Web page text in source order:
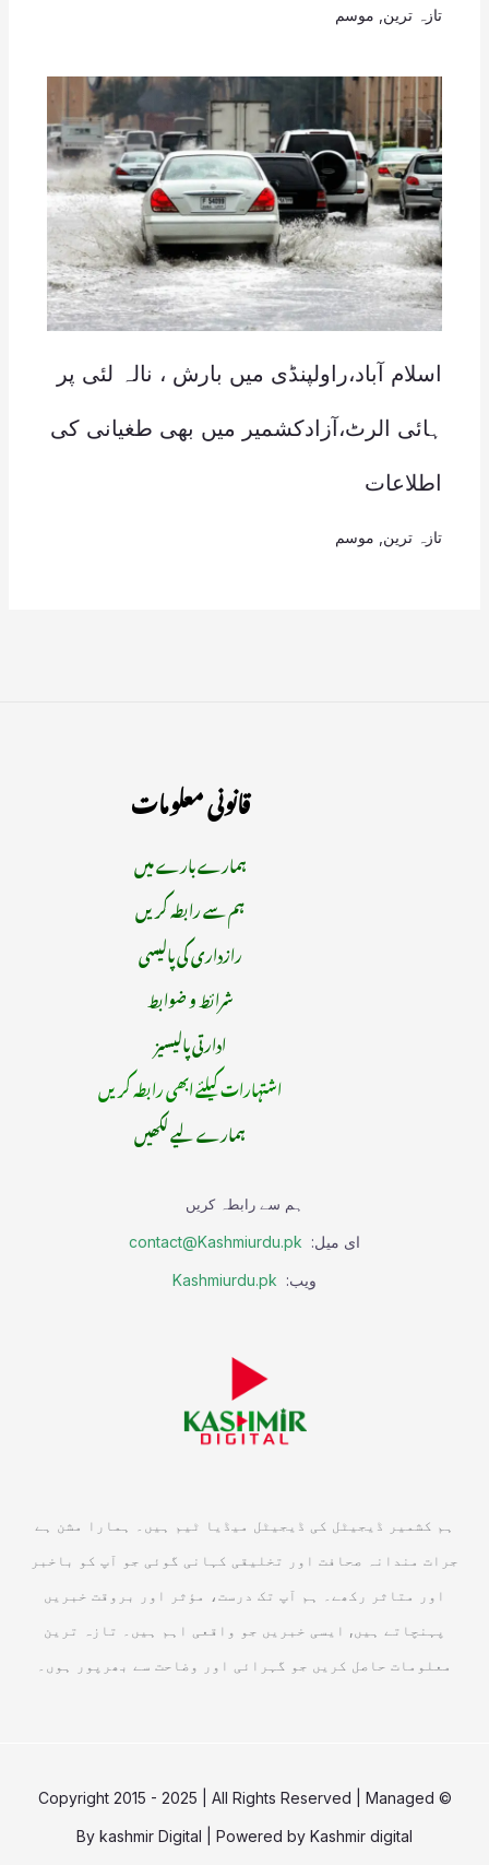
تازہ ترین موسم
اسلام آباد،راولپنڈی میں بارش ، نالہ لئی پر
ہائی الرٹ،آزادکشمیر میں بھی طغیانی کی
اطلاعات
تازہ ترین موسم
قانونی معلومات
ہمارے بارے میں
ہم سے رابطہ کریں
رازداری کی پالیسی
شرائط و ضوابط
ادارتی پالیسیز
اشتہارات کیلئے ابھی رابطہ کریں
ہمارے لیے لکھیں
ہم سے رابطہ کریں
ای میل: contact@Kashmiurdu.pk
ویب: Kashmiurdu.pk
ہم کشمیر ڈیجیٹل کی ڈیجیٹل میڈیا ٹیم ہیں۔ ہمارا مشن ہے
جرات مندانہ صحافت اور تخلیقی کہانی گوئی جو آپ کو باخبر
اور متاثر رکھے۔ ہم آپ تک درست، مؤثر اور بروقت خبریں
پہنچاتے ہیں, ایسی خبریں جو واقعی اہم ہیں۔ تازہ ترین
معلومات حاصل کریں جو گہرائی اور وضاحت سے بھرپور ہوں۔
© Copyright 2015 - 2025 | All Rights Reserved | Managed
By kashmir Digital | Powered by Kashmir digital